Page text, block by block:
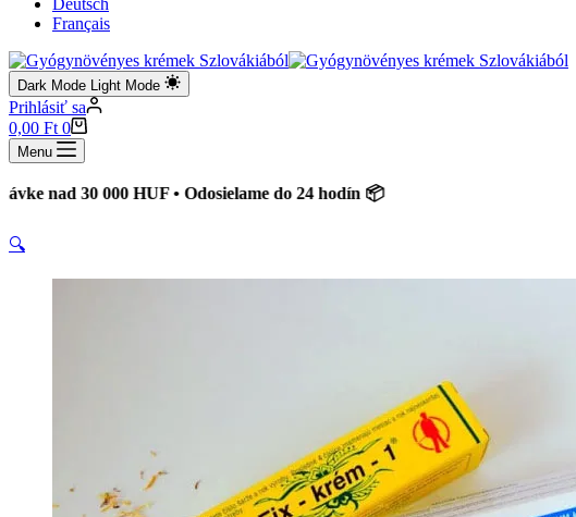
Deutsch
Français
Dark Mode Light Mode
Prihlásiť sa
Shopping
cart
0,00 Ft 0
Menu
30 000 HUF • Odosielame do 24 hodín 📦
🔍